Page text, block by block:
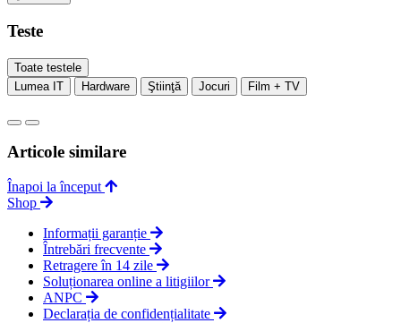
Teste
Toate testele
Lumea IT
Hardware Ştiinţă Jocuri Film + TV
Articole similare
Înapoi la început
Shop
Informații garanție
Întrebări frecvente
Retragere în 14 zile
Soluționarea online a litigiilor
ANPC
Declarația de confidențialitate